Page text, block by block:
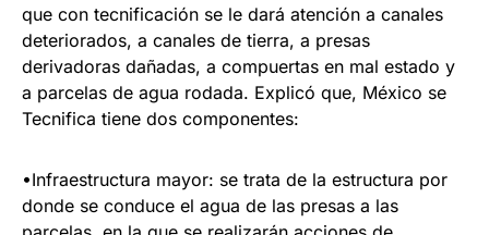
que con tecnificación se le dará atención a canales
deteriorados, a canales de tierra, a presas
derivadoras dañadas, a compuertas en mal estado y
a parcelas de agua rodada. Explicó que, México se
Tecnifica tiene dos componentes:
•Infraestructura mayor: se trata de la estructura por
donde se conduce el agua de las presas a las